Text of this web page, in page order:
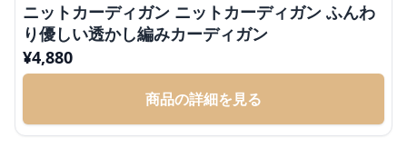
ニットカーディガン ニットカーディガン ふんわ
り優しい透かし編みカーディガン
¥4,880
商品の詳細を見る